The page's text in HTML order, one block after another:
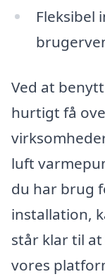
Fleksibel
Ved at
hurtigt få
luft
du har brug
installation,
står klar til
vores